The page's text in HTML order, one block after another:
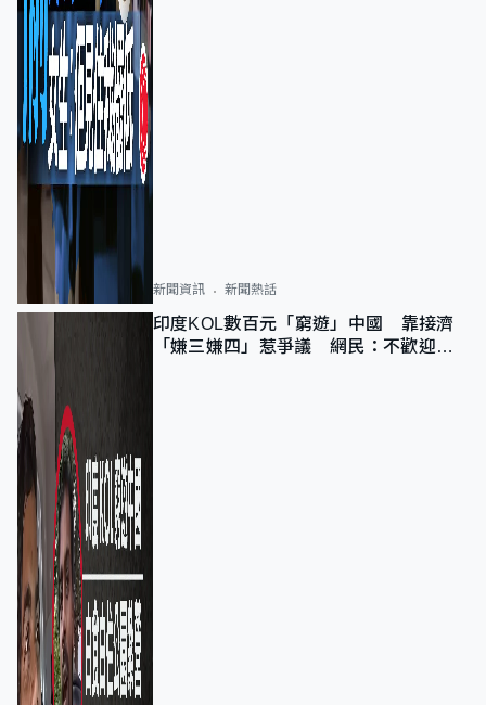
新聞資訊 新聞熱話
印度KOL數百元「窮遊」中國 靠接濟
「嫌三嫌四」惹爭議 網民：不歡迎劣